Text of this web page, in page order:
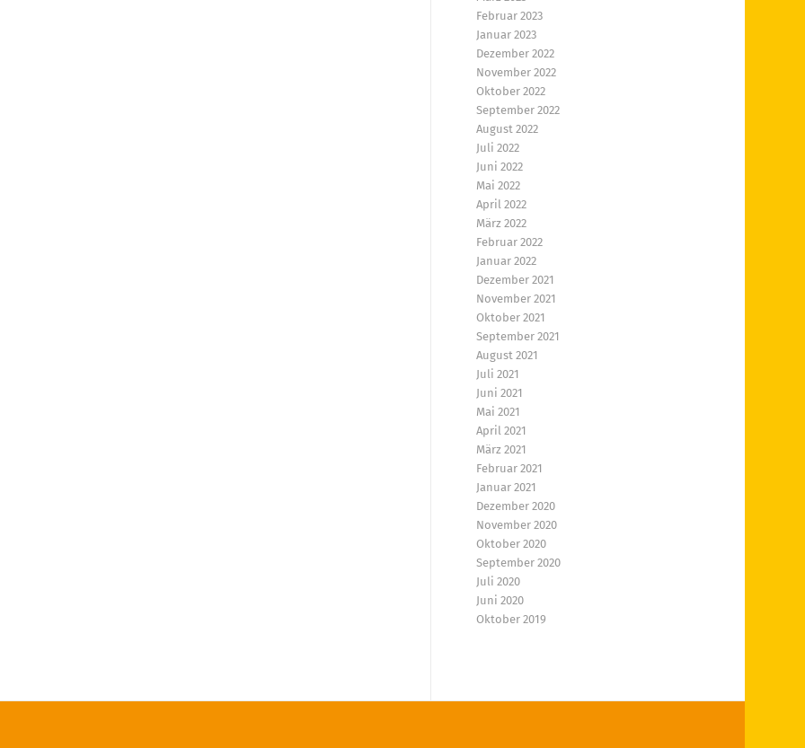
Februar 2023
Januar 2023
Dezember 2022
November 2022
Oktober 2022
September 2022
August 2022
Juli 2022
Juni 2022
Mai 2022
April 2022
März 2022
Februar 2022
Januar 2022
Dezember 2021
November 2021
Oktober 2021
September 2021
August 2021
Juli 2021
Juni 2021
Mai 2021
April 2021
März 2021
Februar 2021
Januar 2021
Dezember 2020
November 2020
Oktober 2020
September 2020
Juli 2020
Juni 2020
Oktober 2019